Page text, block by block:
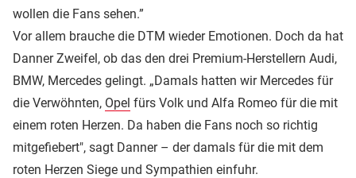
wollen die Fans sehen.”
Vor allem brauche die DTM wieder Emotionen. Doch da hat
Danner Zweifel, ob das den drei Premium-Herstellern Audi,
BMW, Mercedes gelingt. „Damals hatten wir Mercedes für
die Verwöhnten, Opel fürs Volk und Alfa Romeo für die mit
einem roten Herzen. Da haben die Fans noch so richtig
mitgefiebert", sagt Danner – der damals für die mit dem
roten Herzen Siege und Sympathien einfuhr.